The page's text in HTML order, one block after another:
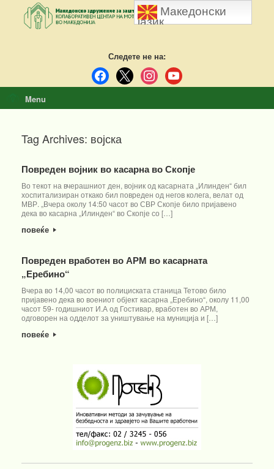
content
Следете не на:
facebook
x instagramyoutube
Menu
Tag Archives: војска
Повреден војник во касарна во Скопје
Во текот на вчерашниот ден, војник од касарната „Илинден“ бил
хоспитализиран откако бил повреден од негов колега, велат од
МВР. „Вчера околу 14:50 часот во СВР Скопје било пријавено
дека во касарна „Илинден“ во Скопје со […]
повеќе
Повреден вработен во АРМ во касарната
„Еребино“
Вчера во 14,00 часот во полициската станица Тетово било
пријавено дека во воениот објект касарна „Еребино“, околу 11,00
часот 59- годишниот И.А од Гостивар, вработен во АРМ,
одговорен на одделот за уништување на муниција и […]
повеќе
Македонски
јазик